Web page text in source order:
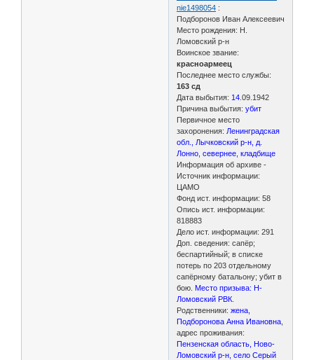
nie1498054 :
Подборонов Иван Алексеевич
Место рождения: Н.
Ломовский р-н
Воинское звание:
красноармеец
Последнее место службы:
163 сд
Дата выбытия: 14 .09.1942
Причина выбытия:убит
Первичное место
захоронения: Ленинградская
обл., Лычковский р-н, д.
Лонно, севернее, кладбище
Информация об архиве -
Источник информации:
ЦАМО
Фонд ист. информации: 58
Опись ист. информации:
818883
Дело ист. информации: 291
Доп. сведения: сапёр;
беспартийный; в списке
потерь по 203 отдельному
сапёрному батальону; убит в
бою. Место призыва: Н-
Ломовский РВК
Родственники:жена,
Подборонова Анна Ивановна
адрес проживания:
Пензенская область, Ново-
Ломовский р-н, село Серый